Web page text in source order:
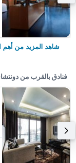
شاهد المزيد من أهم
فنادق بالقرب من